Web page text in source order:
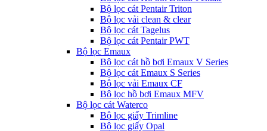
Bộ lọc cát Pentair Triton
Bộ lọc vải clean & clear
Bộ lọc cát Tagelus
Bộ lọc cát Pentair PWT
Bộ lọc Emaux
Bộ lọc cát hồ bơi Emaux V Series
Bộ lọc cát Emaux S Series
Bộ lọc vải Emaux CF
Bô lọc hồ bơi Emaux MFV
Bộ lọc cát Waterco
Bộ lọc giấy Trimline
Bộ lọc giấy Opal